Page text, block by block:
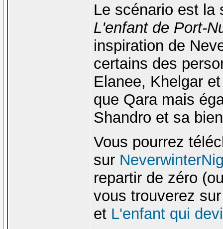
Le scénario est la
L'enfant de Port-
inspiration de
certains des
Elanee, Khelgar
que Qara mais
Shandro et sa
Vous pourrez
sur
repartir de zéro
vous trouverez
et L'enfant qui